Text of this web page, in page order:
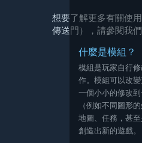
想要了解更多有關使
傳送門），請參閱我
什麼是模組？
模組是玩家自行
作。模組可以改
一個小小的修改
（例如不同圖形
地圖、任務，甚
創造出新的遊戲。